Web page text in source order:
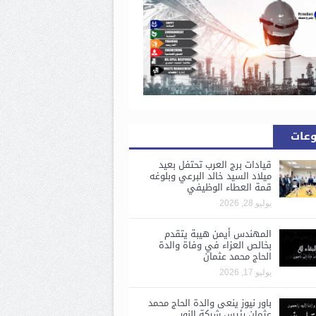
قيادات برج العرب تحتفل بعيد
ميلاد السيد خالد البرعي وبلوغه
قمة العطاء الوظيفي
يوليو 28, 2026
المهندس أيمن هيبة يتقدم
بخالص العزاء في وفاة والدة
الحاج محمد عثمان
يوليو 17, 2026
باور نيوز ينعى والدة الحاج محمد